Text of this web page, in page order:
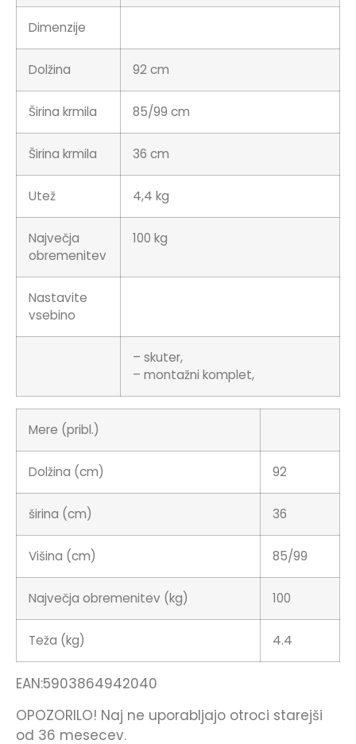
Dimenzije
Dolžina 92 cm
Širina krmila 85/99 cm
Širina krmila 36 cm
Utež 4,4 kg
Največja
obremenitev
100 kg
Nastavite
vsebino
– skuter,
– montažni komplet,
Mere (pribl.)
Dolžina (cm) 92
širina (cm) 36
Višina (cm) 85/99
Največja obremenitev (kg) 100
Teža (kg) 4.4
EAN:5903864942040
OPOZORILO! Naj ne uporabljajo otroci starejši
od 36 mesecev.